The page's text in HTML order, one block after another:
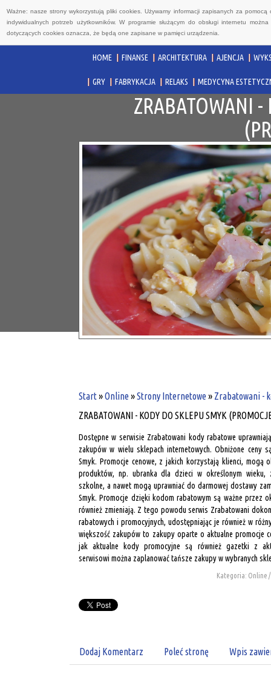
Ważne: nasze strony wykorzystują pliki cookies. Używamy informacji zapisanych za
indywidualnych potrzeb użytkowników. W programie służącym do obsługi internetu
dotyczących cookies oznacza, że będą one zapisane w pamięci urządzenia.
HOME FINANSE ARCHITEKTURA AJENCJA
GRY FABRYKACJA RELAKS MEDYCYNA
ZRABATOWANI -
Start»Online»Strony Internetowe» Zrabatowani -
ZRABATOWANI - KODY DO SKLEPU SMYK
Dostępne w serwisie Zrabatowani kody rabatowe
zakupów w wielu sklepach internetowych. Obniżone ceny
Smyk. Promocje cenowe, z jakich korzystają klienci, mogą
produktów, np. ubranka dla dzieci w określonym wieku,
szkolne, a nawet mogą uprawniać do darmowej dostawy
Smyk. Promocje dzięki kodom rabatowym są ważne przez
również zmieniają. Z tego powodu serwis Zrabatowani
rabatowych i promocyjnych, udostępniając je również w
większość zakupów to zakupy oparte o aktualne promocje
jak aktualne kody promocyjne są również gazetki z
serwisowi można zaplanować tańsze zakupy w wybranych
Kategoria: Online
Dodaj Komentarz Poleć stronę Wpis